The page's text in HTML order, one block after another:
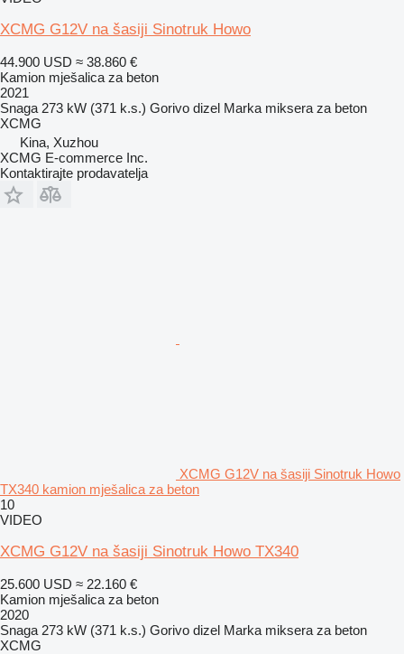
XCMG G12V na šasiji Sinotruk Howo
44.900 USD ≈ 38.860 €
Kamion mješalica za beton
2021
Snaga 273 kW (371 k.s.) Gorivo dizel Marka miksera za beton
XCMG
Kina, Xuzhou
XCMG E-commerce Inc.
Kontaktirajte prodavatelja
XCMG G12V na šasiji Sinotruk Howo
TX340 kamion mješalica za beton
10
VIDEO
XCMG G12V na šasiji Sinotruk Howo TX340
25.600 USD ≈ 22.160 €
Kamion mješalica za beton
2020
Snaga 273 kW (371 k.s.) Gorivo dizel Marka miksera za beton
XCMG